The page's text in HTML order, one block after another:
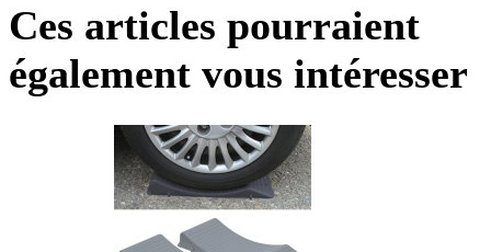
Ces articles pourraient
également vous intéresser